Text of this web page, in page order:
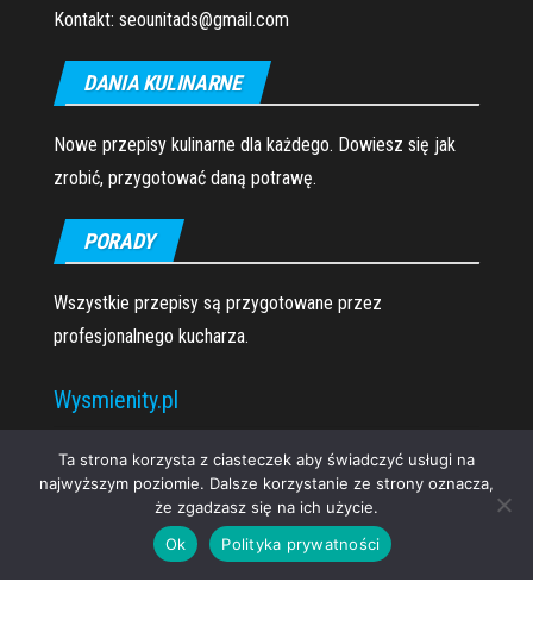
Kontakt: seounitads@gmail.com
DANIA KULINARNE
Nowe przepisy kulinarne dla każdego. Dowiesz się jak
zrobić, przygotować daną potrawę.
PORADY
Wszystkie przepisy są przygotowane przez
profesjonalnego kucharza.
Wysmienity.pl
O nas
Proudly powered by WordPress |Theme:Envo Magazine
Ta strona korzysta z ciasteczek aby świadczyć usługi na
najwyższym poziomie. Dalsze korzystanie ze strony oznacza,
że zgadzasz się na ich użycie.
Ok
Polityka prywatności